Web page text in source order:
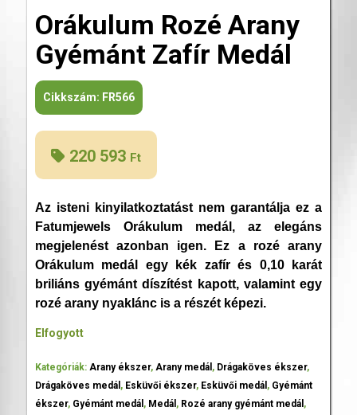
Orákulum Rozé Arany
Gyémánt Zafír Medál
Cikkszám: FR566
220 593 Ft
Az isteni kinyilatkoztatást nem garantálja ez a
Fatumjewels Orákulum medál, az elegáns
megjelenést azonban igen. Ez a rozé arany
Orákulum medál egy kék zafír és 0,10 karát
briliáns gyémánt díszítést kapott, valamint egy
rozé arany nyaklánc is a részét képezi.
Elfogyott
Kategóriák: Arany ékszer, Arany medál , Drágaköves ékszer,
Drágaköves medál , Esküvői ékszer, Esküvői medál , Gyémánt
ékszer, Gyémánt medál , Medál , Rozé arany gyémánt medál ,